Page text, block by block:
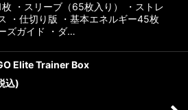
枚 ・スリーブ（65枚入り） ・ストレ
・仕切り版 ・基本エネルギー45枚
ズガイド ・ダ…
Elite Trainer Box
込)